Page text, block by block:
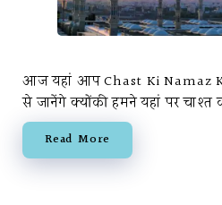
आज यहां आप Chast Ki Namaz
से जानेंगे क्योंकी हमने यहां पर चाश्त
Read More